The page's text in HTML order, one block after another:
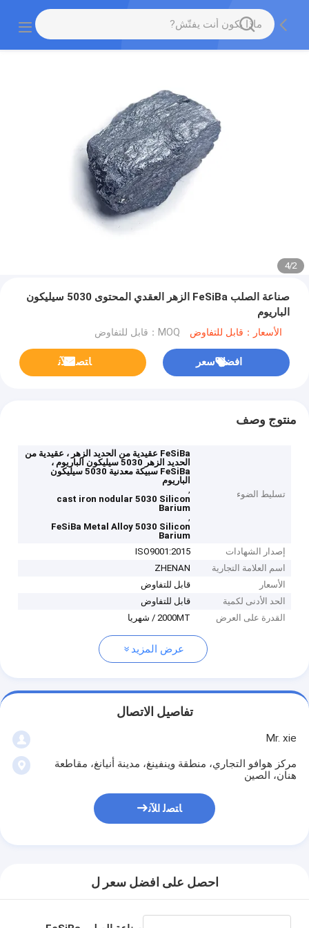
2
/
4
صناعة الصلب FeSiBa الزهر العقدي المحتوى 5030 سيليكون
الباريوم
الأسعار：قابل للتفاوض MOQ：قابل للتفاوض
افضل سعر ﺎﺘﺼﻟ ﺍﻶﻧ
منتوج وصف
تسليط الضوء
FeSiBa عقيدية من الحديد الزهر ، عقيدية من
الحديد الزهر 5030 سيليكون الباريوم ،
FeSiBa سبيكة معدنية 5030 سيليكون
الباريوم
,
cast iron nodular 5030 Silicon
Barium
,
FeSiBa Metal Alloy 5030 Silicon
Barium
إصدار الشهادات
ISO9001:2015
اسم العلامة التجارية
ZHENAN
الأسعار
قابل للتفاوض
الحد الأدنى لكمية
قابل للتفاوض
القدرة على العرض
2000MT / شهريا
عرض المزيد
تفاصيل الاتصال
Mr. xie
مركز هوافو التجاري، منطقة وينفينغ، مدينة أنيانغ، مقاطعة
هنان، الصين
ﺎﺘﺼﻟ ﺍﻶﻧ
احصل على افضل سعر ل